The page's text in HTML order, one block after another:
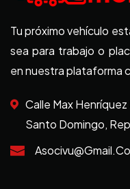
Tu próximo vehículo
sea para trabajo o
en nuestra plataforma
Calle Max
Santo Domingo,